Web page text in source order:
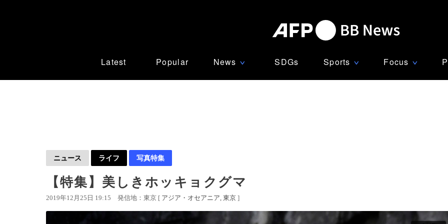
Latest Popular News ∨ SDGs Sports ∨ Focus ∨
ニュース ライフ 写真特集
【特集】美しきホッキョクグマ
2019年12月25日 19:15 発信地：東京 [ アジア・オセアニア 東京 ]